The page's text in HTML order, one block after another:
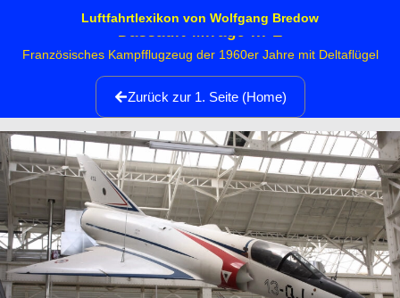
Luftfahrtlexikon von Wolfgang Bredow
Dassault Mirage III E
Französisches Kampfflugzeug der 1960er Jahre mit Deltaflügel
Zurück zur 1. Seite (Home)